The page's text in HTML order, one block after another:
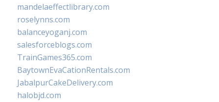
mandelaeffectlibrary.com
roselynns.com
balanceyoganj.com
salesforceblogs.com
TrainGames365.com
BaytownEvaCationRentals.com
JabalpurCakeDelivery.com
halobjd.com